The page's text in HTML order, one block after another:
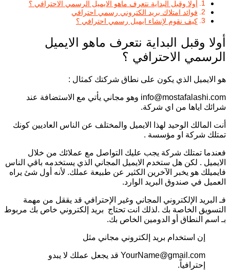
أولا وقبل البداية نتعرف ماهو الايميل الرسمي الاحترافي ؟
فوائد امتلاك بريد الكتروني رسمي احترافي
كيف نقوم لإنشاء ايميل رسمي احترافي ؟
أولا وقبل البداية نتعرف ماهو الايميل
الرسمي الاحترافي ؟
هو الايميل الذي يكون على نطاق شركتك كمثال :
info@mostafalashi.com وهو مجاني يأتي مع الاستضافة عند
شرائك اياها من اي شركة.
أنت المالك الوحيد لهذا الايميل والمختلف عن الناس العاديين كونك
تمتلك شركة او مؤسسة .
فعندما تمتلك شركة يجب عليك التواصل مع عملائك من خلال
الايميل . لكن هل ستخدم الايميل المجاني الذي يستخدمه باقي الناس
فايميلك هو يخبر الآخرين الكثير عن طبيعة عملك. لأنه أول شئ يراه
العميل في صندوق البريد الوارد.
فـ البريد الإلكتروني المجاني وغير الإحترافي قد يققل من مهمة
التسويق الخاصة بك .لذلك انت تحتاج بريد إلكتروني خاص بك مربوط
بـ اسم النطاق أو الدومين الخاص بك.
إن استخدام بريد إلكتروني مجاني مثل
YourName@gmail.com قد يجعل عملك لا يبدو
إحترافياً.